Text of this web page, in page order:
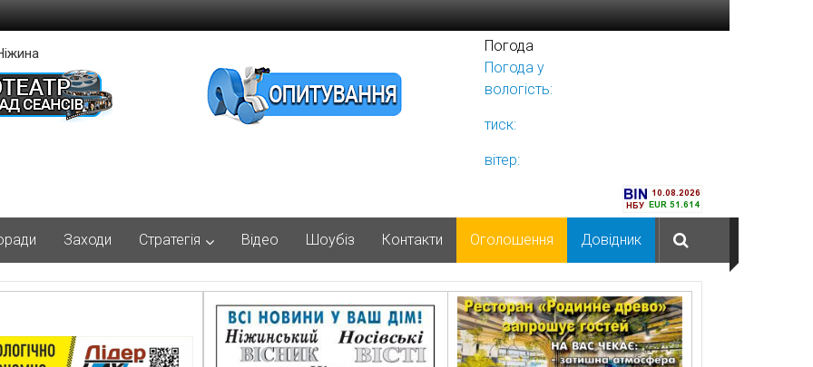
Погода
Погода у
вологість:
тиск:
вітер:
Заходи Стратегія Відео Шоубіз Контакти Оголошення Довідник